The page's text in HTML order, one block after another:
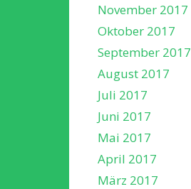
November 2017
Oktober 2017
September 2017
August 2017
Juli 2017
Juni 2017
Mai 2017
April 2017
März 2017